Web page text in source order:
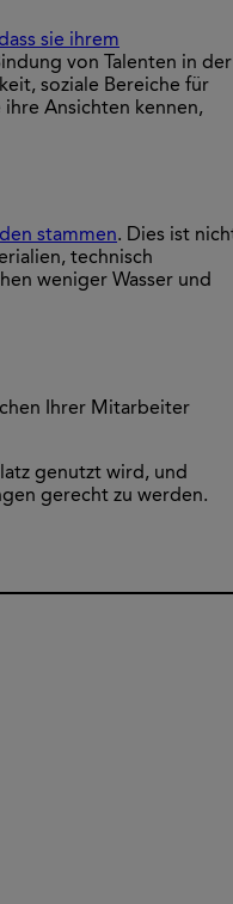
sie ihrem
von Talenten in der
soziale Bereiche für
Ansichten kennen,
stammen. Dies ist
technisch
weniger Wasser und
Ihrer Mitarbeiter
genutzt wird, und
gerecht zu werden.